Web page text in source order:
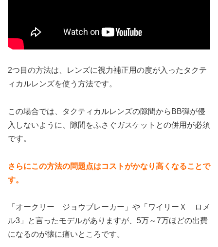
2つ目の方法は、レンズに視力補正用の度が入ったタクテ
ィカルレンズを使う方法です。
この場合では、タクティカルレンズの隙間からBB弾が侵
入しないように、隙間をふさぐガスケットとの併用が必須
です。
さらにこの方法の問題点はコストがかなり高くなることで
す。
「オークリー ジョウブレーカー」や「ワイリーＸ ロメ
ル3」と言ったモデルがありますが、5万～7万ほどの出費
になるのが懐に痛いところです。